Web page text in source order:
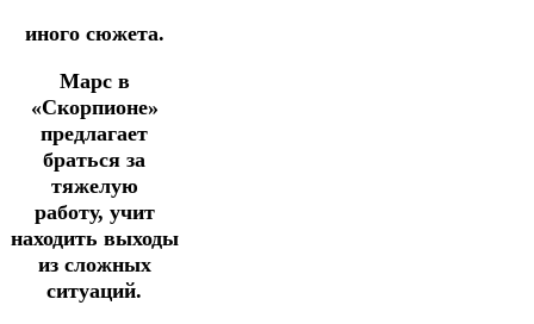
иного сюжета.
Марс в
«Скорпионе»
предлагает
браться за
тяжелую
работу, учит
находить выходы
из сложных
ситуаций.